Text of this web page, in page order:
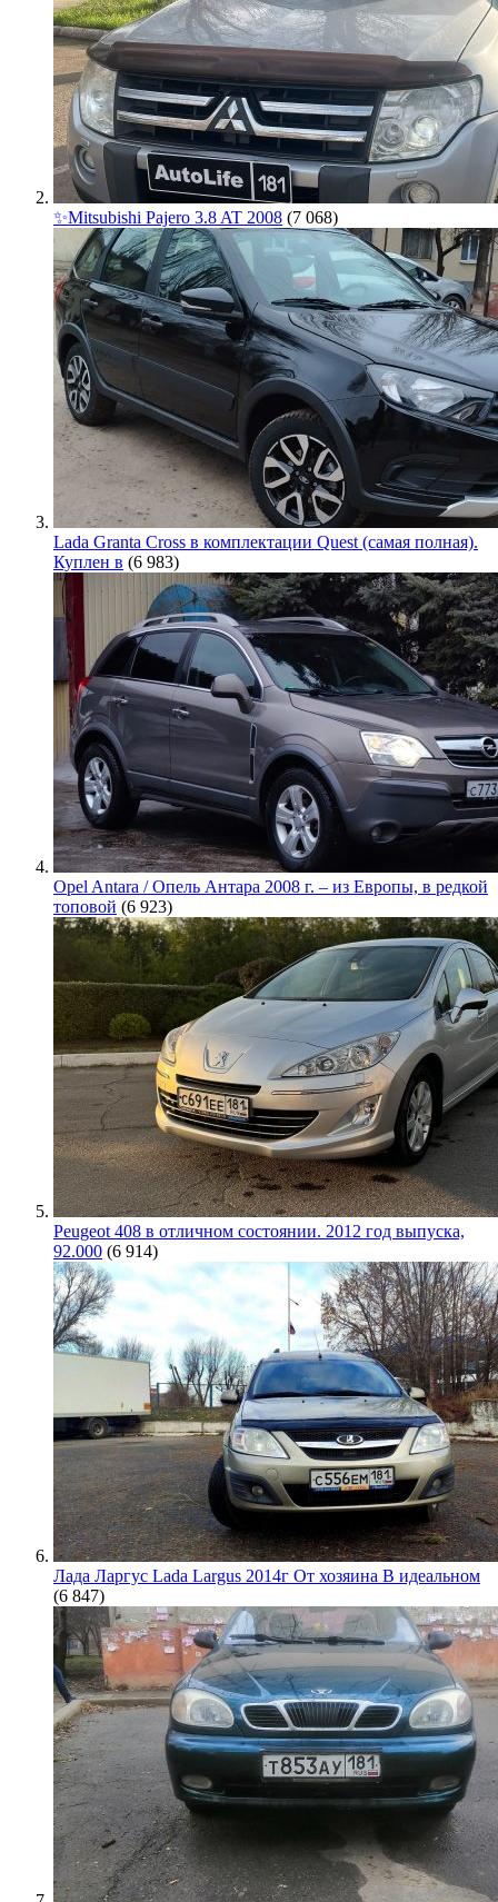
✨Mitsubishi Pajero 3.8 AT 2008 (7 068)
Lada Granta Cross в комплектации Quest (самая полная).
Куплен в (6 983)
Opel Antara / Опель Антара 2008 г. – из Европы, в редкой
топовой (6 923)
Peugeot 408 в отличном состоянии. 2012 год выпуска,
92.000 (6 914)
Лада Ларгус Lada Largus 2014г От хозяина В идеальном
(6 847)